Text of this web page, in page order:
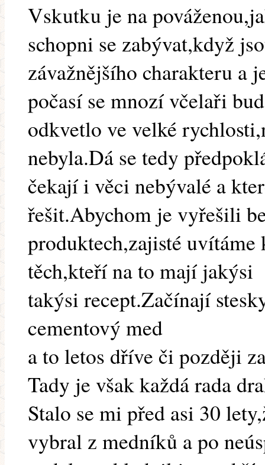
Vskutku je na
schopni se zabývat,když
závažnějšího charakteru a
počasí se mnozí včelaři
odkvetlo ve velké
nebyla.Dá se tedy
čekají i věci nebývalé a
řešit.Abychom je vyřešili
produktech,zajisté uvítáme
těch,kteří na to mají jakýsi
takýsi recept.Začínají
cementový med
a to letos dříve či později
Tady je však každá rada
Stalo se mi před asi 30
vybral z medníků a po